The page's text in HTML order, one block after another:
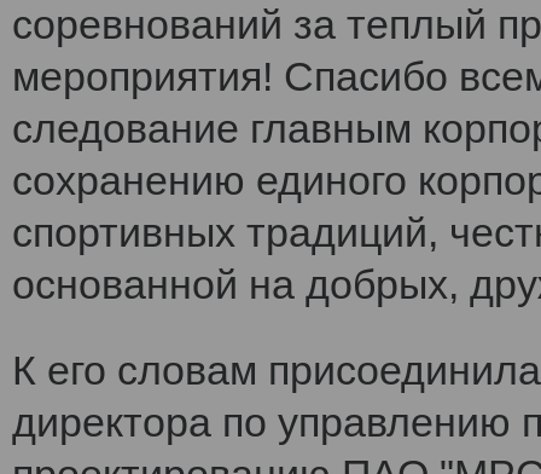
соревнований за теплый
мероприятия! Спасибо
следование главным
сохранению единого
спортивных традиций,
основанной на добрых,
К его словам
директора по управлению